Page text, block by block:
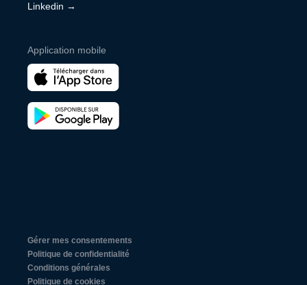
Linkedin →
Application mobile
Gérer mes consentements
Politique de confidentialité
Conditions générales
Politique de cookies